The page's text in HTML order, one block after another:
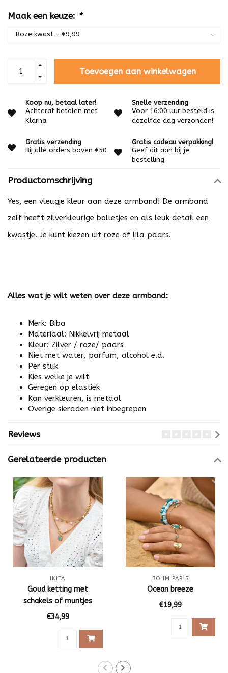
Maak een keuze: *
Toevoegen aan winkelwagen
Koop nu, betaal later!
Achteraf betalen met
Klarna
Snelle verzending
Voor 16:00 uur besteld is
dezelfde dag verzonden!
Gratis verzending
Bij alle orders boven €50
Gratis cadeau verpakking!
Geef dit aan bij je
bestelling
Productomschrijving
Yes, een vleugje kleur aan deze armband! De armband
zelf heeft zilverkleurige bolletjes en als leuk detail een
kwastje. Je kunt kiezen uit roze of lila paars.
Alles wat je wilt weten over deze armband:
Merk: Biba
Materiaal: Nikkelvrij metaal
Kleur: Zilver / roze/ paars
Niet met water, parfum, alcohol e.d.
Per stuk
Kies welke je wilt
Geregen op elastiek
Kan verkleuren, is metaal
Overige sieraden niet inbegrepen
Reviews
Gerelateerde producten
IKITA
Goud ketting met
schakels of muntjes
€34,99
BOHM PARIS
Ocean breeze
€19,99